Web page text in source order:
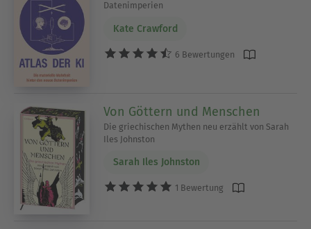
Datenimperien
Kate Crawford
6 Bewertungen
Von Göttern und Menschen
Die griechischen Mythen neu erzählt von Sarah
Iles Johnston
Sarah Iles Johnston
1 Bewertung